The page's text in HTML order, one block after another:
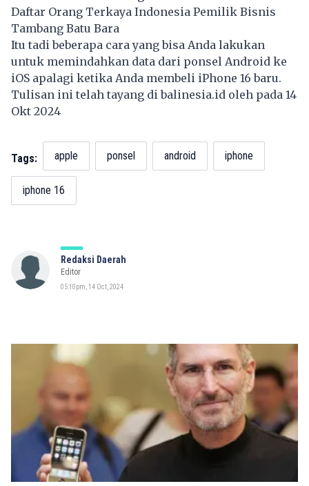
Daftar Orang Terkaya Indonesia Pemilik Bisnis
Tambang Batu Bara
Itu tadi beberapa cara yang bisa Anda lakukan
untuk memindahkan data dari ponsel Android ke
iOS apalagi ketika Anda membeli iPhone 16 baru.
Tulisan ini telah tayang dibalinesia.id oleh pada 14
Okt 2024
Tags: apple ponsel android iphone
iphone 16
Redaksi Daerah
Editor
05:10pm, 14 Oct, 2024